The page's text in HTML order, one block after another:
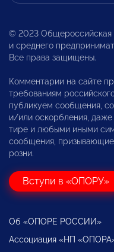
© 2023 Общероссийская
и среднего
Все права защищены.
Комментарии на сайте
требованиям
публикуем сообщения,
и/или оскорбления, даже
тире и любыми иными
сообщения,
розни.
Вступи в «ОПОРУ»
Об «ОПОРЕ РОССИИ»
Ассоциация «НП